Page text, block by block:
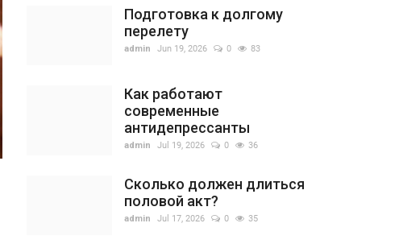
Подготовка к долгому
перелету
admin Jun 19, 2026 0 83
Как работают
современные
антидепрессанты
admin Jul 19, 2026 0 36
Сколько должен длиться
половой акт?
admin Jul 17, 2026 0 35